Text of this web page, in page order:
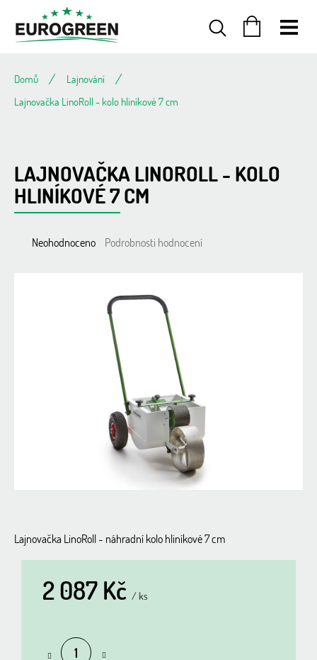
obsah
Domů
Lajnování
Lajnovačka LinoRoll - kolo hliníkové 7 cm
LAJNOVAČKA LINOROLL - KOLO
HLINÍKOVÉ 7 CM
Průměrné
Neohodnoceno Podrobnosti hodnocení
Lajnovačka LinoRoll - náhradní kolo hliníkové 7 cm
2 087 Kč / ks